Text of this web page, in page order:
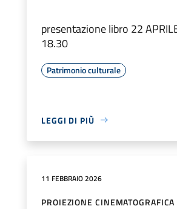
presentazione libro 22
18.30
Patrimonio culturale
LEGGI DI PIÙ
11 FEBBRAIO 2026
PROIEZIONE CINEMATOGRAFICA